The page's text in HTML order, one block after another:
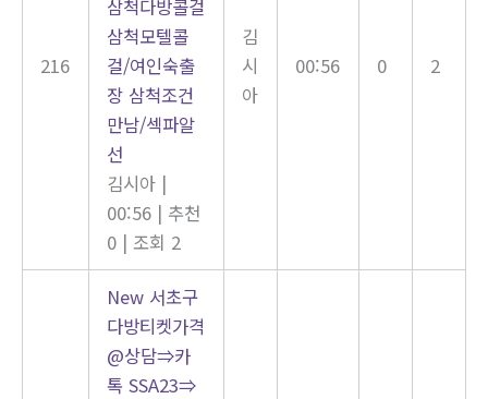
216
삼척다방콜걸
삼척모텔콜
걸/여인숙출
장 삼척조건
만남/섹파알
선
김시아 |
00:56 | 추천
0 | 조회 2
김
시
아
00:56 0 2
New 서초구
다방티켓가격
@상담⇒카
톡 SSA23⇒